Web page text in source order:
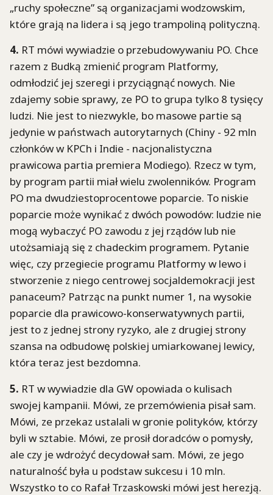
„ruchy społeczne” są organizacjami wodzowskim,
które grają na lidera i są jego trampoliną polityczną.
4. RT mówi wywiadzie o przebudowywaniu PO. Chce
razem z Budką zmienić program Platformy,
odmłodzić jej szeregi i przyciągnąć nowych. Nie
zdajemy sobie sprawy, ze PO to grupa tylko 8 tysięcy
ludzi. Nie jest to niezwykle, bo masowe partie są
jedynie w państwach autorytarnych (Chiny - 92 mln
członków w KPCh i Indie - nacjonalistyczna
prawicowa partia premiera Modiego). Rzecz w tym,
by program partii miał wielu zwolenników. Program
PO ma dwudziestoprocentowe poparcie. To niskie
poparcie może wynikać z dwóch powodów: ludzie nie
mogą wybaczyć PO zawodu z jej rządów lub nie
utożsamiają się z chadeckim programem. Pytanie
więc, czy przegiecie programu Platformy w lewo i
stworzenie z niego centrowej socjaldemokracji jest
panaceum? Patrząc na punkt numer 1, na wysokie
poparcie dla prawicowo-konserwatywnych partii,
jest to z jednej strony ryzyko, ale z drugiej strony
szansa na odbudowę polskiej umiarkowanej lewicy,
która teraz jest bezdomna.
5. RT w wywiadzie dla GW opowiada o kulisach
swojej kampanii. Mówi, ze przemówienia pisał sam.
Mówi, ze przekaz ustalali w gronie polityków, którzy
byli w sztabie. Mówi, ze prosił doradców o pomysły,
ale czy je wdrożyć decydował sam. Mówi, ze jego
naturalność była u podstaw sukcesu i 10 mln.
Wszystko to co Rafał Trzaskowski mówi jest herezją.